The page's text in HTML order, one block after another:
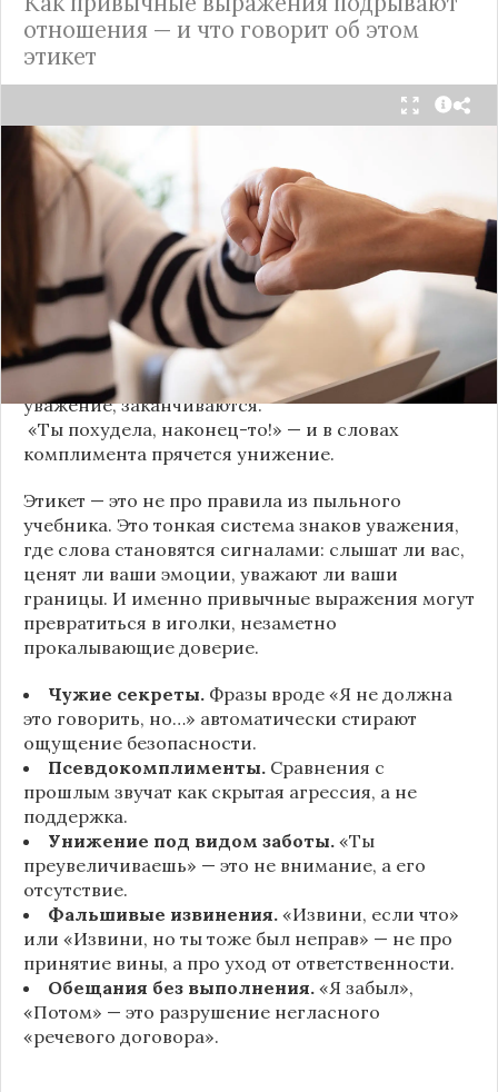
отношения — и что говорит об этом
этикет
Мы часто думаем, что доверие рушится из-за
серьёзных предательств. Но на самом деле оно
трещит по швам гораздо раньше — в момент,
когда в разговоре звучит невинная на первый
взгляд фраза. Подробнее об этом рассказывает
«Этикет и психология общения» на Дзене.
«Да я никому не расскажу, правда». И через пару
дней вашу историю пересказывает другой
человек.
«Хватит ныть» — и разговор, а вместе с ним
уважение, заканчиваются.
«Ты похудела, наконец-то!» — и в словах
комплимента прячется унижение.
Этикет — это не про правила из пыльного
учебника. Это тонкая система знаков уважения,
где слова становятся сигналами: слышат ли вас,
ценят ли ваши эмоции, уважают ли ваши
границы. И именно привычные выражения могут
превратиться в иголки, незаметно
прокалывающие доверие.
Чужие секреты. Фразы вроде «Я не должна
это говорить, но…» автоматически стирают
ощущение безопасности.
Псевдокомплименты. Сравнения с
прошлым звучат как скрытая агрессия, а не
поддержка.
Унижение под видом заботы. «Ты
преувеличиваешь» — это не внимание, а его
отсутствие.
Фальшивые извинения. «Извини, если что»
или «Извини, но ты тоже был неправ» — не про
принятие вины, а про уход от ответственности.
Обещания без выполнения. «Я забыл»,
«Потом» — это разрушение негласного
«речевого договора».